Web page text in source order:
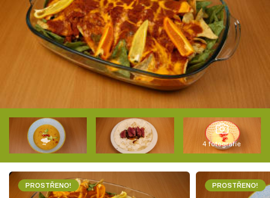
4 fotografie
PROSTŘENO! PROSTŘENO!